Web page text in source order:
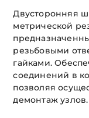
Двусторонняя
метрической
резьбовыми
гайками.
соединений в
позволяя
демонтаж узлов.